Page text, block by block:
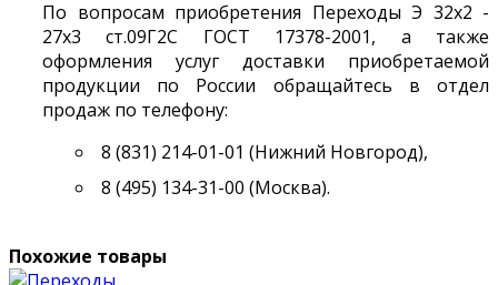
По вопросам приобретения Переходы Э 32х2 -
27х3 ст.09Г2С ГОСТ 17378-2001, а также
оформления услуг доставки приобретаемой
продукции по России обращайтесь в отдел
продаж по телефону:
8 (831) 214-01-01 (Нижний Новгород),
8 (495) 134-31-00 (Москва).
Похожие товары